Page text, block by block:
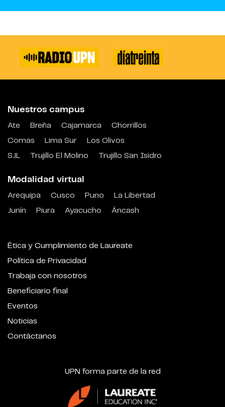
Nuestros campus
Ate Breña Cajamarca
Chorrillos
Comas
Lima Sur
Los Olivos
SJL
Trujillo El Molino Trujillo San Isidro
Modalidad virtual
Arequipa Cusco Puno
La Libertad
Junín
Piura Ayacucho Áncash
Ética y Cumplimiento de Laureate
Política de Privacidad
Trabaja con nosotros
Beneficiario final
Eventos
Noticias
Contáctanos
UPN forma parte de la red